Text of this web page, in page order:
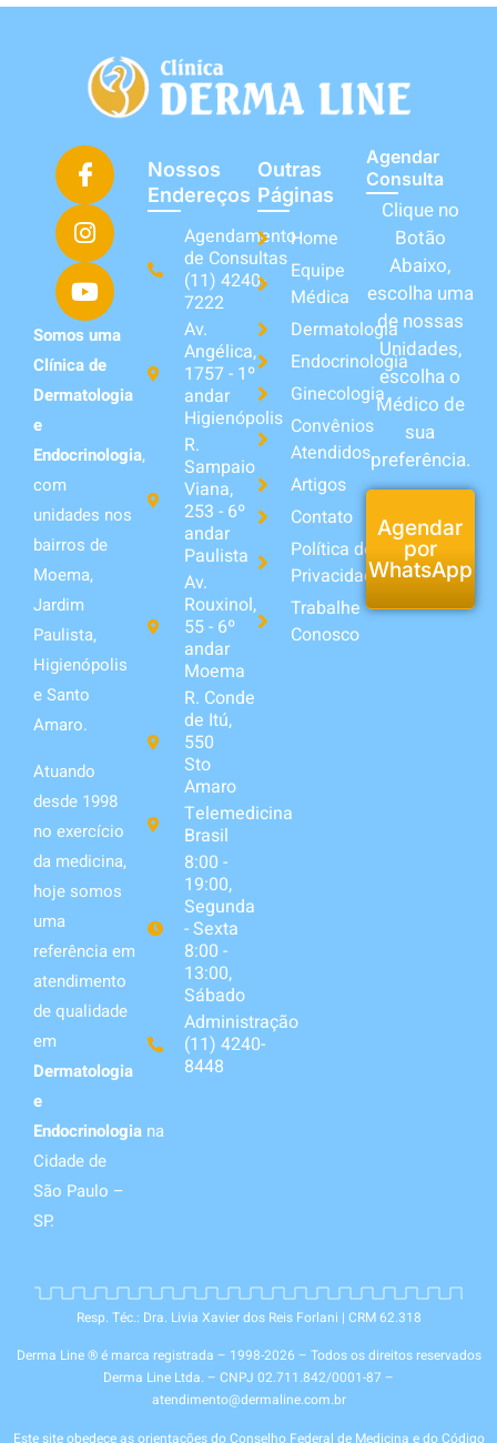
Somos uma
Clínica de
Dermatologia
e
Endocrinologia,
com
unidades nos
bairros de
Moema,
Jardim
Paulista,
Higienópolis
e Santo
Amaro.
Atuando
desde 1998
no exercício
da medicina,
hoje somos
uma
referência em
atendimento
de qualidade
em
Dermatologia
e
Endocrinologia na
Cidade de
São Paulo –
SP.
Nossos
Endereços
Agendamento
de Consultas
(11) 4240-
7222
Av.
Angélica,
1757 - 1º
andar
Higienópolis
R.
Sampaio
Viana,
253 - 6º
andar
Paulista
Av.
Rouxinol,
55 - 6º
andar
Moema
R. Conde
de Itú,
550
Sto
Amaro
Telemedicina
Brasil
8:00 -
19:00,
Segunda
- Sexta
8:00 -
13:00,
Sábado
Administração
(11) 4240-
8448
Outras
Páginas
Home
Equipe
Médica
Dermatologia
Endocrinologia
Ginecologia
Convênios
Atendidos
Artigos
Contato
Política de
Privacidade
Trabalhe
Conosco
Agendar
Consulta
Clique no
Botão
Abaixo,
escolha uma
de nossas
Unidades,
escolha o
Médico de
sua
preferência.
Agendar
por
WhatsApp
Resp. Téc.: Dra. Livia Xavier dos Reis Forlani | CRM 62.318
Derma Line ® é marca registrada – 1998-2026 – Todos os direitos reservados
Derma Line Ltda. – CNPJ 02.711.842/0001-87 –
atendimento@dermaline.com.br
Este site obedece as orientações do Conselho Federal de Medicina e do Código